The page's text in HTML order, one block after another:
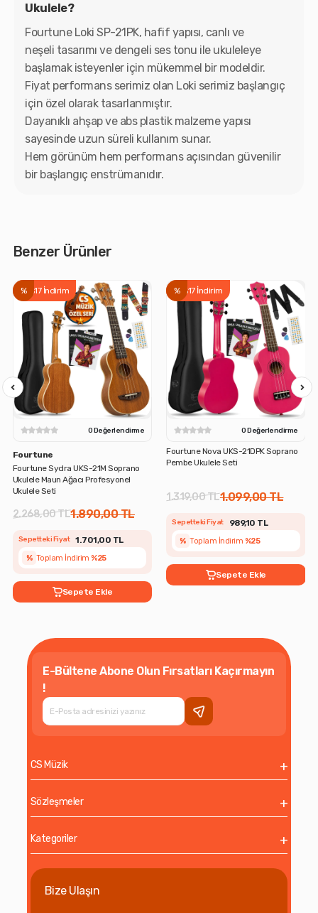
Ukulele?
Fourtune Loki SP-21PK, hafif yapısı, canlı ve
neşeli tasarımı ve dengeli ses tonu ile ukuleleye
başlamak isteyenler için mükemmel bir modeldir.
Fiyat performans serimiz olan Loki serimiz başlangıç
için özel olarak tasarlanmıştır.
Dayanıklı ahşap ve abs plastik malzeme yapısı
sayesinde uzun süreli kullanım sunar.
Hem görünüm hem performans açısından güvenilir
bir başlangıç enstrümanıdır.
Benzer Ürünler
% %17 İndirim
0 Değerlendirme
Fourtune
Fourtune Sydra UKS-21M Soprano
Ukulele Maun Ağacı Profesyonel
Ukulele Seti
2.268,00 TL1.890,00 TL
Sepetteki Fiyat 1.701,00 TL
% Toplam İndirim %25
Sepete Ekle
% %17 İndirim
0 Değerlendirme
Fourtune Nova UKS-21DPK Soprano
Pembe Ukulele Seti
1.319,00 TL1.099,00 TL
Sepetteki Fiyat 989,10 TL
% Toplam İndirim %25
Sepete Ekle
E-Bültene Abone Olun Fırsatları Kaçırmayın
!
CS Müzik
Sözleşmeler
Kategoriler
Bize Ulaşın